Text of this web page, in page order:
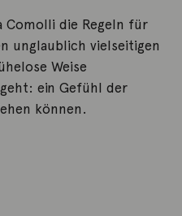
Comolli die Regeln für
unglaublich vielseitigen
Weise
ein Gefühl der
können.